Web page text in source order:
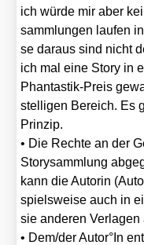
ich wür­de mir aber
samm­lun­gen lau­fen
se dar­aus sind nicht
ich mal eine Sto­ry in
Phan­tas­tik-Preis
stel­li­gen Bereich. Es
Prin­zip.
• Die Rech­te an der
Sto­ry­samm­lung
kann die Autorin
spiels­wei­se auch in
sie ande­ren Ver­la­gen
• Dem/​der Autor°In